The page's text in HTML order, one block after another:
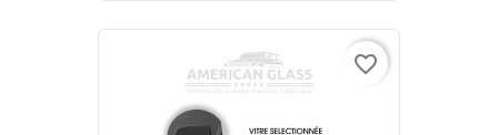
favorite_border